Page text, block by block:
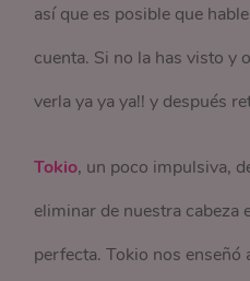
así que es posible que
cuenta. Si no la has visto y
verla ya ya ya!! y después
Tokio, un poco impulsiva,
eliminar de nuestra cabeza
perfecta. Tokio nos